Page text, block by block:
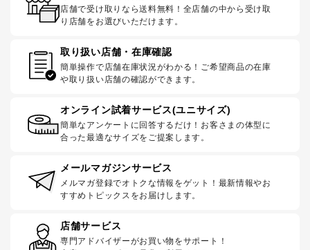
店舗で受け取りなら送料無料！全店舗の中から受け取
り店舗をお選びいただけます。
取り扱い店舗・在庫確認
簡単操作で店舗在庫状況がわかる！ご希望商品の在庫
や取り扱い店舗の確認ができます。
オンライン試着サービス(ユニサイズ)
簡単なアンケートに回答するだけ！お客さまの体型に
合った最適なサイズをご提案します。
メールマガジンサービス
メルマガ登録でオトクな情報をゲット！最新情報やお
すすめトピックスをお届けします。
店舗サービス
専門アドバイザーがお買い物をサポート！